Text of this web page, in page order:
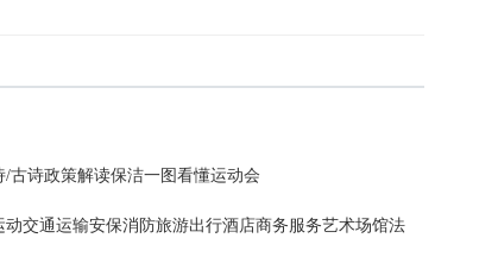
/古诗政策解读保洁一图看懂运动会
动交通运输安保消防旅游出行酒店商务服务艺术场馆法